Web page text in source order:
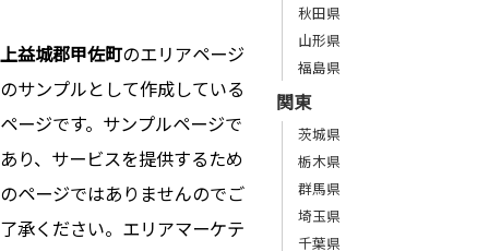
上益城郡甲佐町のエリアページ
のサンプルとして作成している
ページです。サンプルページで
あり、サービスを提供するため
のページではありませんのでご
了承ください。エリアマーケテ
秋田県
山形県
福島県
関東
茨城県
栃木県
群馬県
埼玉県
千葉県